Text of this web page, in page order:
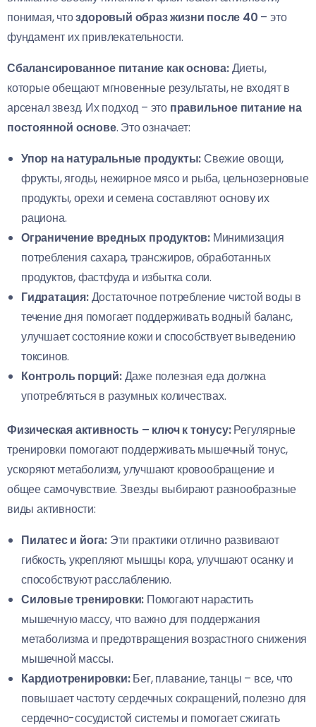
понимая, чтоздоровый образ жизни после 40 – это
фундамент их привлекательности.
Сбалансированное питание как основа:Диеты,
которые обещают мгновенные результаты, не входят в
арсенал звезд. Их подход – это правильное питание на
постоянной основе. Это означает:
Упор на натуральные продукты:Свежие овощи,
фрукты, ягоды, нежирное мясо и рыба, цельнозерновые
продукты, орехи и семена составляют основу их
рациона.
Ограничение вредных продуктов: Минимизация
потребления сахара, трансжиров, обработанных
продуктов, фастфуда и избытка соли.
Гидратация:Достаточное потребление чистой воды в
течение дня помогает поддерживать водный баланс,
улучшает состояние кожи и способствует выведению
токсинов.
Контроль порций:Даже полезная еда должна
употребляться в разумных количествах.
Физическая активность – ключ к тонусу:Регулярные
тренировки помогают поддерживать мышечный тонус,
ускоряют метаболизм, улучшают кровообращение и
общее самочувствие. Звезды выбирают разнообразные
виды активности:
Пилатес и йога: Эти практики отлично развивают
гибкость, укрепляют мышцы кора, улучшают осанку и
способствуют расслаблению.
Силовые тренировки: Помогают нарастить
мышечную массу, что важно для поддержания
метаболизма и предотвращения возрастного снижения
мышечной массы.
Кардиотренировки:Бег, плавание, танцы – все, что
повышает частоту сердечных сокращений, полезно для
сердечно-сосудистой системы и помогает сжигать